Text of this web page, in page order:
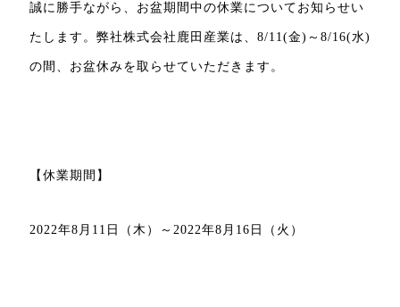
誠に勝手ながら、お盆期間中の休業についてお知らせい
たします。弊社株式会社鹿田産業は、8/11(金)～8/16(水)
の間、お盆休みを取らせていただきます。
【休業期間】
2022年8月11日（木）～2022年8月16日（火）